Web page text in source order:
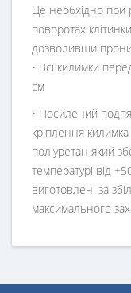
Це необхідно при
поворотах
дозволивши
• Всі килимки
см
• Посилений
кріплення
поліуретан який
температурі від
виготовлені за
максимального